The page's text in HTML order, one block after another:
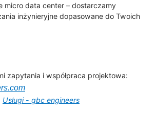
micro data center – dostarczamy
inżynieryjne dopasowane do Twoich
zapytania i współpraca projektowa:
Usługi - gbc engineers